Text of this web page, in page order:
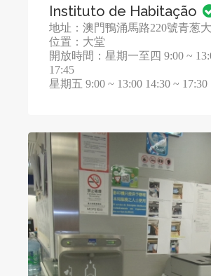
Instituto de Habitação
地址：澳門鴨涌馬路220號青葱
位置：大堂
開放時間：星期一至四 9:00 ~
17:45
星期五 9:00 ~ 13:00 14:30 ~ 17:30